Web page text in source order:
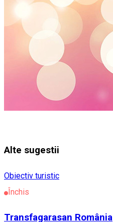
Alte sugestii
Obiectiv turistic
Închis
Transfagarasan România